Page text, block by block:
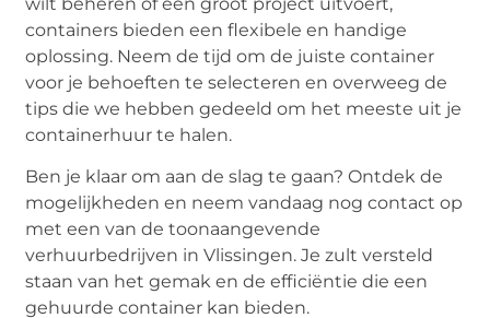
containers bieden een flexibele en handige
oplossing. Neem de tijd om de juiste container
voor je behoeften te selecteren en overweeg de
tips die we hebben gedeeld om het meeste uit je
containerhuur te halen.
Ben je klaar om aan de slag te gaan? Ontdek de
mogelijkheden en neem vandaag nog contact op
met een van de toonaangevende
verhuurbedrijven in Vlissingen. Je zult versteld
staan van het gemak en de efficiëntie die een
gehuurde container kan bieden.